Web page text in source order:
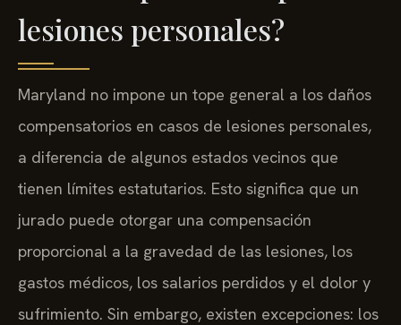
lesiones personales?
Maryland no impone un tope general a los daños
compensatorios en casos de lesiones personales,
a diferencia de algunos estados vecinos que
tienen límites estatutarios. Esto significa que un
jurado puede otorgar una compensación
proporcional a la gravedad de las lesiones, los
gastos médicos, los salarios perdidos y el dolor y
sufrimiento. Sin embargo, existen excepciones: los